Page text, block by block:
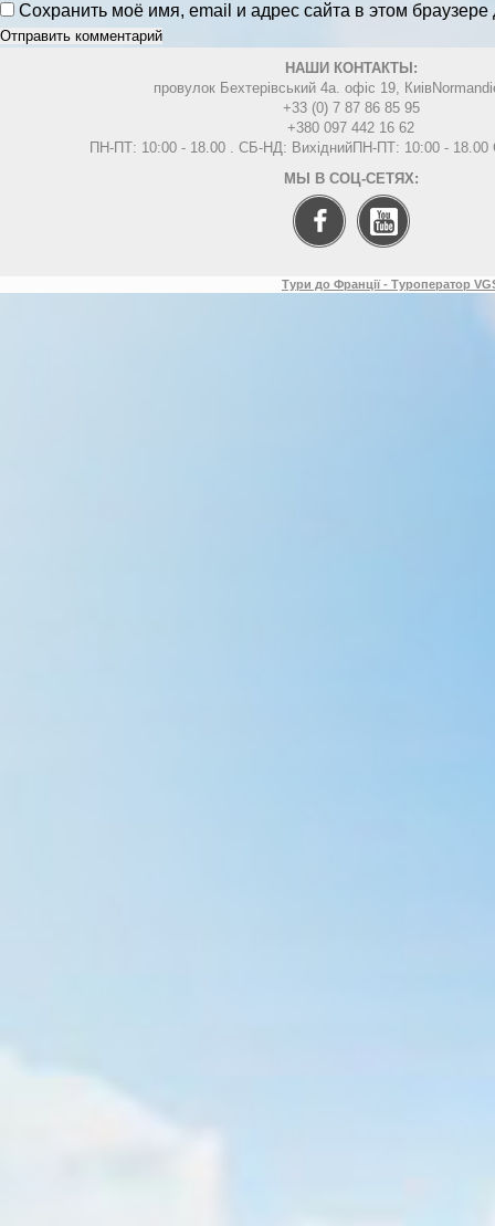
Сохранить моё имя, email и адрес сайта в этом
НАШИ КОНТАКТЫ:
провулок Бехтерівський 4а. офіс 19, Киів
+33 (0) 7 87 86 85 95
+380 097 442 16 62
ПН-ПТ: 10:00 - 18.00 . СБ-НД: ВихіднийПН-ПТ: 10:00 -
МЫ В СОЦ-СЕТЯХ:
Тури до Франції - Туроператор